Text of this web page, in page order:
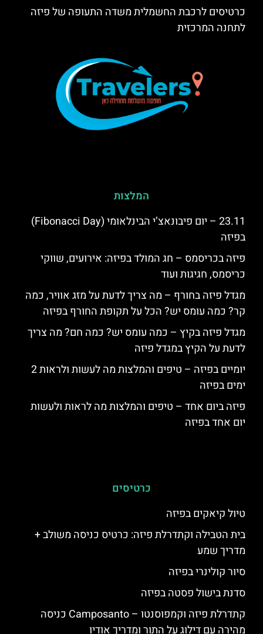
כרטיסים לרכבת החשמלית משדה התעופה של פיזה
לתחנה המרכזית
המלצות
23.11 – יום פיבונאצ’י הבינלאומי (Fibonacci Day)
בפיזה
פיזה בכריסמס – חג המולד בפיזה: אירועים, שווקי
כריסמס, חגיגות ועוד
מגדל פיזה בחורף – מה צריך לדעת על מזג אוויר, כמה
קר? כמה עומס יש? הכל על תקופת החורף בפיזה
מגדל פיזה בקיץ – כמה עומס יש? כמה חם? מה צריך
לדעת על הקיץ במגדל פיזה
יומיים בפיזה – טיפים והמלצות מה לעשות ולראות 2
ימים בפיזה
פיזה ביום אחד – טיפים והמלצות מה לראות ולעשות
יום אחד בפיזה
כרטיסים
טיול קיאקים בפיזה
בית הטבילה וקתדרלת פיזה: כרטיס כניסה משולב +
מדריך שמע
סיור קולינרי בפיזה
סדנת בישול פסטה בפיזה
קתדרלת פיזה וקמפוסנטו – Camposanto כניסה
מהירה עם דילוג על התור ומדריך אודיו